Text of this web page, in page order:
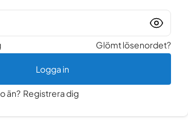
Glömt lösenordet?
Logga in
än? Registrera dig